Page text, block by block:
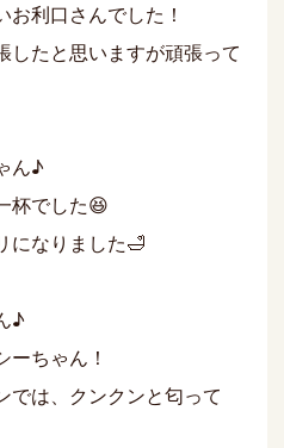
利口さんでした！
したと思いますが頑張って
ん♪
杯でした😆
になりました🛁
♪
ーちゃん！
では、クンクンと匂って